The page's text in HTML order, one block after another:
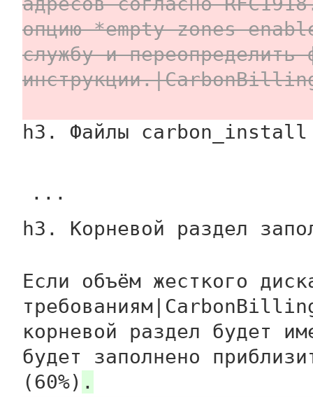
опцию *empty-zones-
службу и переопределить
h3. Файлы carbon_install
...
h3. Корневой раздел
Если объём жесткого
корневой раздел будет
будет заполнено
(60%) .